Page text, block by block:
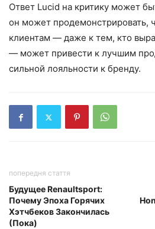
Ответ Lucid на критику может
он может продемонстрировать,
клиентам — даже к тем, кто
— может привести к лучшим
сильной лояльности к бренду.
попередня стаття
Будущее Renaultsport:
Почему Эпоха Горячих
Хэтчбеков Закончилась
(Пока)